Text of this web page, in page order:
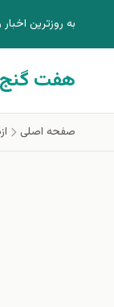
به روزترين
هفت گنج
صفحه اصلی